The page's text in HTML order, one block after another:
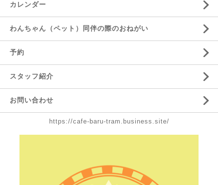
カレンダー
わんちゃん（ペット）同伴の際のおねがい
予約
スタッフ紹介
お問い合わせ
https://cafe-baru-tram.business.site/